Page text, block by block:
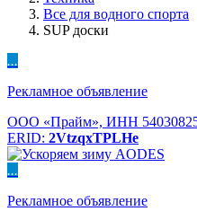
Все для водного спорта
SUP доски
...
Рекламное объявление
ООО «Прайм», ИНН
ERID: 2VtzqxTPLHe
...
Рекламное объявление